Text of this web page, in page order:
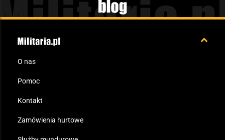
Blog
O nas
Pomoc
Kontakt
Zamówienia hurtowe